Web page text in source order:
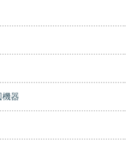
機器